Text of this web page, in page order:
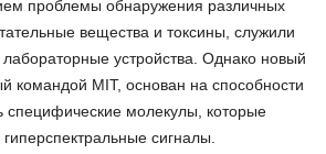
проблемы обнаружения различных
вещества и токсины, служили
устройства. Однако новый
командой MIT, основан на способности
специфические молекулы, которые
сигналы.